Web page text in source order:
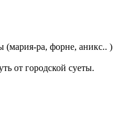
(мария-ра, форне, аникс.. )
от городской суеты.